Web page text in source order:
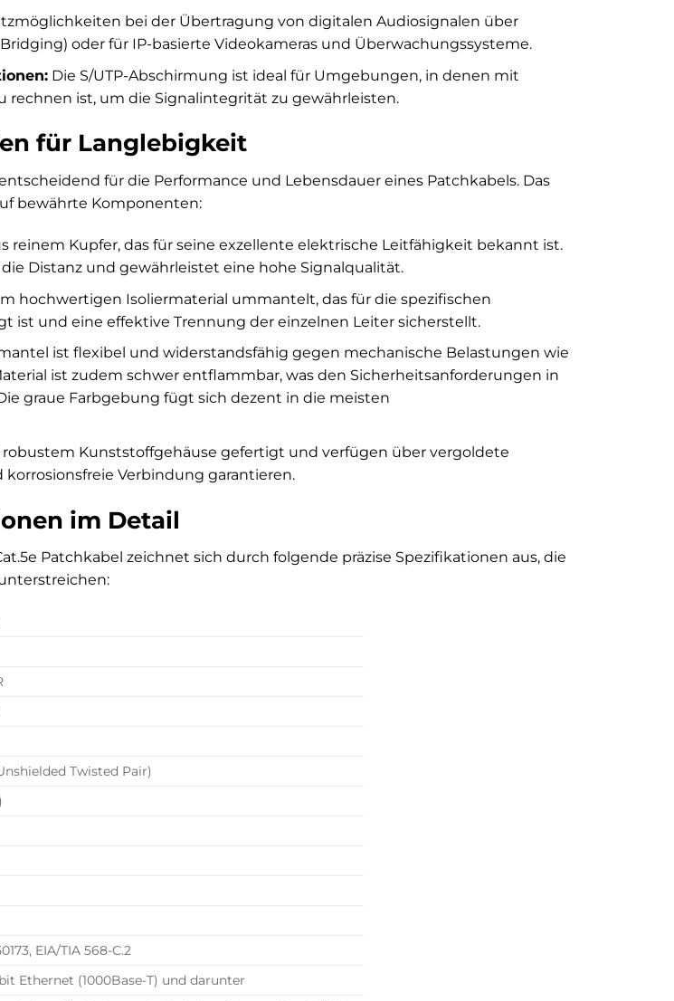
bei der Übertragung von digitalen Audiosignalen über
oder für IP-basierte Videokameras und Überwachungssysteme.
Die S/UTP-Abschirmung ist ideal für Umgebungen, in denen mit
ist, um die Signalintegrität zu gewährleisten.
für Langlebigkeit
für die Performance und Lebensdauer eines Patchkabels. Das
bewährte Komponenten:
reinem Kupfer, das für seine exzellente elektrische Leitfähigkeit bekannt ist.
Distanz und gewährleistet eine hohe Signalqualität.
hochwertigen Isoliermaterial ummantelt, das für die spezifischen
ist und eine effektive Trennung der einzelnen Leiter sicherstellt.
ist flexibel und widerstandsfähig gegen mechanische Belastungen wie
ist zudem schwer entflammbar, was den Sicherheitsanforderungen in
graue Farbgebung fügt sich dezent in die meisten
Kunststoffgehäuse gefertigt und verfügen über vergoldete
Verbindung garantieren.
im Detail
Cat.5e Patchkabel zeichnet sich durch folgende präzise Spezifikationen aus, die
Twisted Pair)
EIA/TIA 568-C.2
Ethernet (1000Base-T) und darunter